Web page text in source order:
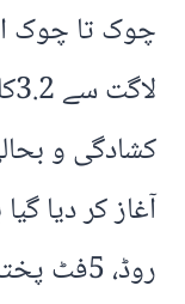
کشادگی و
روڈ،